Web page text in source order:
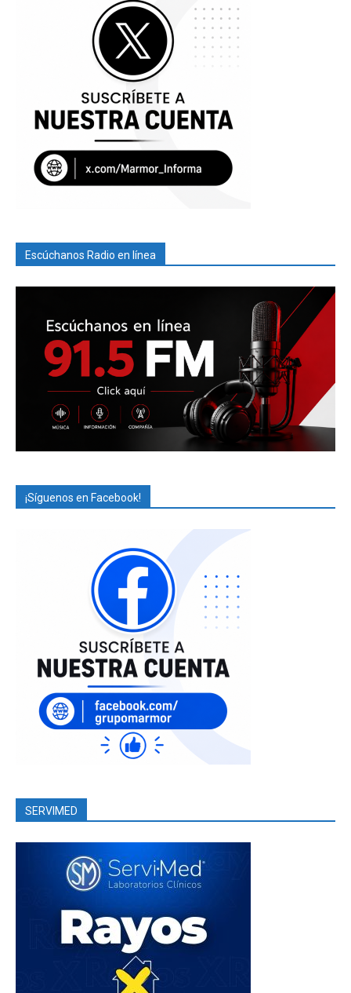
Escúchanos Radio en línea
¡Síguenos en Facebook!
SERVIMED